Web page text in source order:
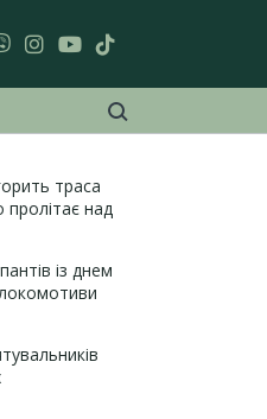
траса
над
із днем